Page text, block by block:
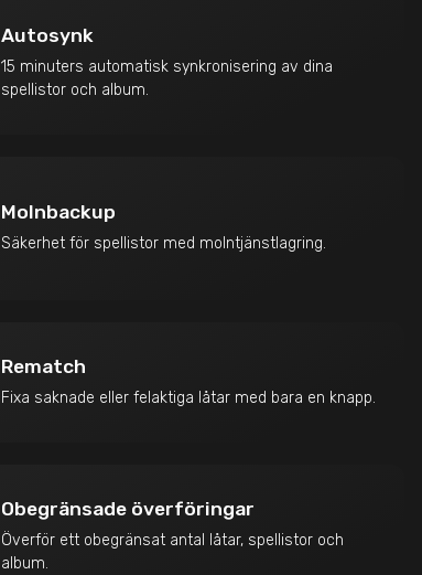
Autosynk
15 minuters automatisk synkronisering av dina
spellistor och album.
Molnbackup
Säkerhet för spellistor med molntjänstlagring.
Rematch
Fixa saknade eller felaktiga låtar med bara en knapp.
Obegränsade överföringar
Överför ett obegränsat antal låtar, spellistor och
album.